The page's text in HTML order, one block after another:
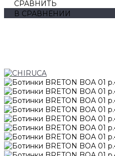
СРАВНИТЬ
В СРАВНЕНИИ